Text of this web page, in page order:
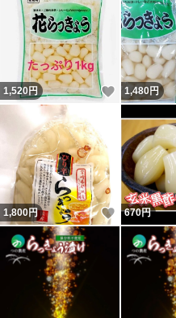
1,520円 いいね！
1,480円
1,800円 いいね！
670円